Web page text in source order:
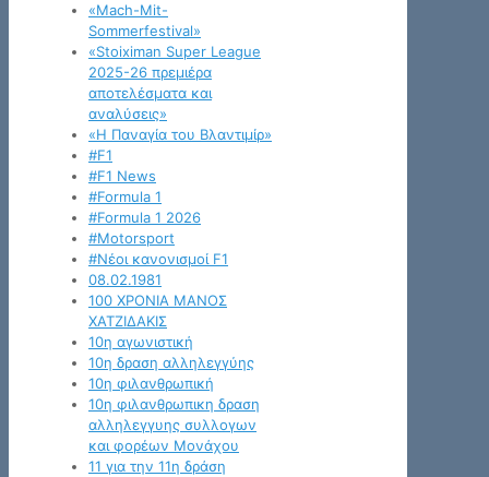
«Mach-Mit-
Sommerfestival»
«Stoiximan Super League
2025-26 πρεμιέρα
αποτελέσματα και
αναλύσεις»
«Η Παναγία του Βλαντιμίρ»
#F1
#F1 News
#Formula 1
#Formula 1 2026
#Motorsport
#Νέοι κανονισμοί F1
08.02.1981
100 ΧΡΟΝΙΑ ΜΑΝΟΣ
ΧΑΤΖΙΔΑΚΙΣ
10η αγωνιστική
10η δραση αλληλεγγύης
10η φιλανθρωπική
10η φιλανθρωπικη δραση
αλληλεγγυης συλλογων
και φορέων Μονάχου
11 για την 11η δράση